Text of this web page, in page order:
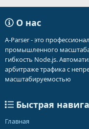
О нас
A-Parser - это
промышленного
гибкость Node.js.
арбитраже трафика с
масштабируемостью
Быстрая
Главная